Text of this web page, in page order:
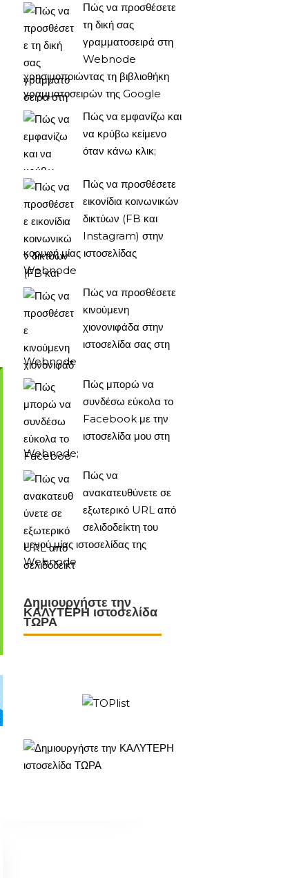
Πώς να προσθέσετε
τη δική σας
γραμματοσειρά στη
Webnode
χρησιμοποιώντας τη βιβλιοθήκη
γραμματοσειρών της Google
Πώς να εμφανίζω και
να κρύβω κείμενο
όταν κάνω κλικ;
Πώς να προσθέσετε
εικονίδια κοινωνικών
δικτύων (FB και
Instagram) στην
κορυφή μίας ιστοσελίδας
Webnode
Πώς να προσθέσετε
κινούμενη
χιονονιφάδα στην
ιστοσελίδα σας στη
Webnode
Πώς μπορώ να
συνδέσω εύκολα το
Facebook με την
ιστοσελίδα μου στη
Webnode;
Πώς να
ανακατευθύνετε σε
εξωτερικό URL από
σελιδοδείκτη του
μενού μίας ιστοσελίδας της
Webnode
Δημιουργήστε την
ΚΑΛΥΤΕΡΗ ιστοσελίδα
ΤΩΡΑ